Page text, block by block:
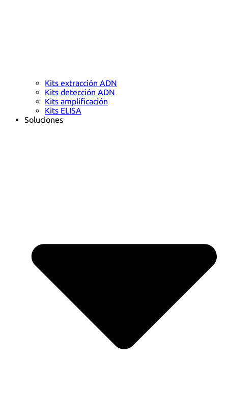
Kits extracción ADN
Kits detección ADN
Kits amplificación
Kits ELISA
Soluciones